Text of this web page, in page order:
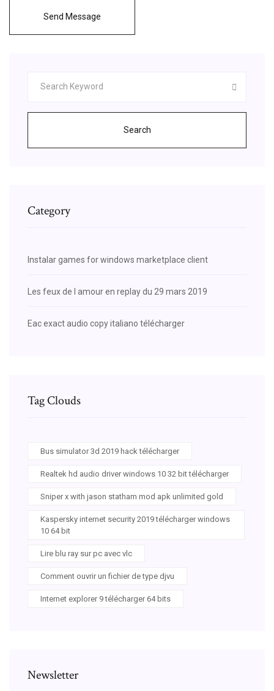
Send Message
Search
Category
Instalar games for windows marketplace client
Les feux de l amour en replay du 29 mars 2019
Eac exact audio copy italiano télécharger
Tag Clouds
Bus simulator 3d 2019 hack télécharger
Realtek hd audio driver windows 10 32 bit télécharger
Sniper x with jason statham mod apk unlimited gold
Kaspersky internet security 2019 télécharger windows
10 64 bit
Lire blu ray sur pc avec vlc
Comment ouvrir un fichier de type djvu
Internet explorer 9 télécharger 64 bits
Newsletter